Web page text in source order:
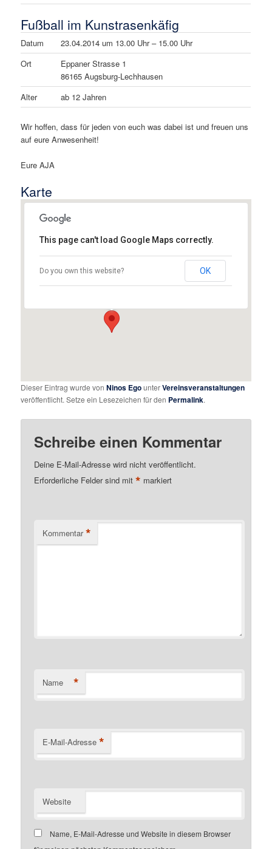
Fußball im Kunstrasenkäfig
Datum
23.04.2014 um 13.00 Uhr – 15.00 Uhr
Ort
Eppaner Strasse 1
86165 Augsburg-Lechhausen
Alter
ab 12 Jahren
Wir hoffen, dass für jeden von euch was dabei ist und freuen uns
auf eure Anwesenheit!
Eure AJA
Karte
Augsburg e.V.
Details
This page can't load Google Maps correctly.
Do you own this website? OK
Dieser Eintrag wurde vonNinos EgounterVereinsveranstaltungen
veröffentlicht. Setze ein Lesezeichen für den Permalink.
Schreibe einen Kommentar
Deine E-Mail-Adresse wird nicht veröffentlicht.
Erforderliche Felder sind mit* markiert
Kommentar *
Name *
E-Mail-Adresse *
Website
Name, E-Mail-Adresse und Website in diesem Browser